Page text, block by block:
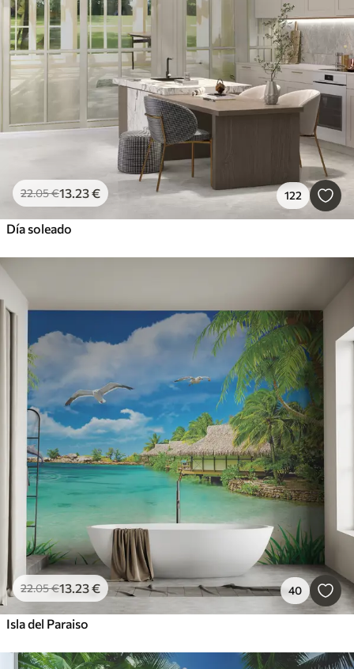
22.05€13.23€ 122
Día soleado
22.05€13.23€ 40
Isla del Paraiso